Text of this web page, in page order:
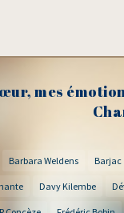
mes
Barbara Weldens Barjac
Davy Kilembe